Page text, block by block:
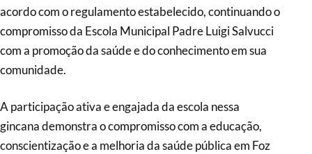
acordo com o regulamento estabelecido, continuando o
compromisso da Escola Municipal Padre Luigi Salvucci
com a promoção da saúde e do conhecimento em sua
comunidade.
A participação ativa e engajada da escola nessa
gincana demonstra o compromisso com a educação,
conscientização e a melhoria da saúde pública em Foz